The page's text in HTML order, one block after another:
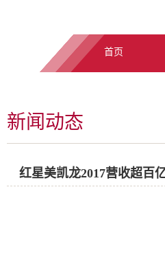
首页
新闻动态
红星美凯龙2017营收超百